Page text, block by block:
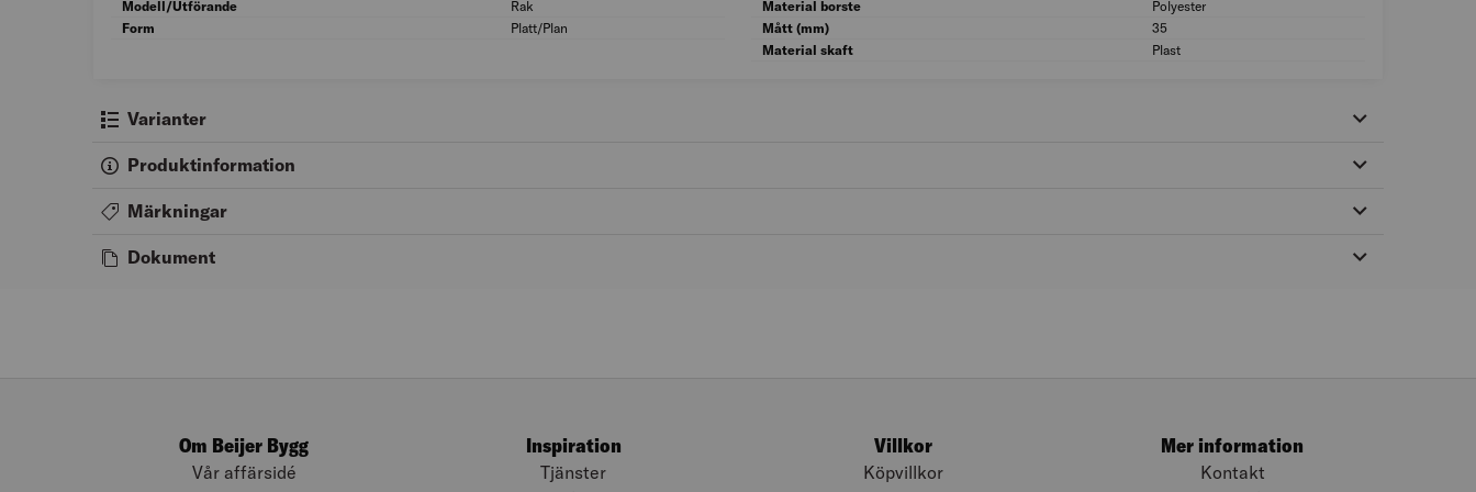
Modell/Utförande
Rak
Modell/Utförande: Rak
Form
Platt/Plan Form: Platt/Plan
Material borste
Polyester
Mått (mm)
35
Material skaft
Plast
Varianter
Produktinformation
Märkningar
Dokument
Om Beijer Bygg
Vår affärsidé
Inspiration
Tjänster
Villkor
Köpvillkor
Mer information
Kontakt